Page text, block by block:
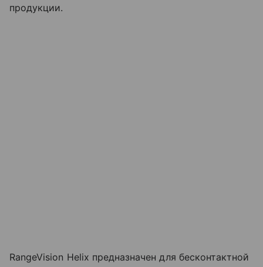
продукции.
RangeVision Helix предназначен для бесконтактной